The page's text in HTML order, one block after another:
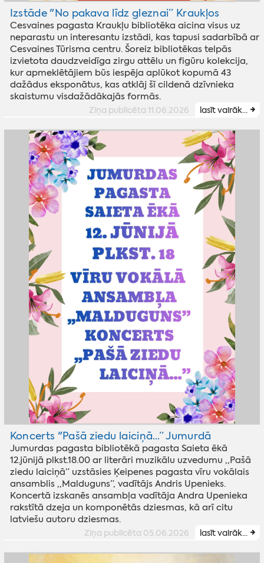
Izstāde "No pakava līdz gleznai” Kraukļos
Cesvaines pagasta Kraukļu bibliotēka aicina visus uz
neparastu un interesantu izstādi, kas tapusi sadarbībā ar
Cesvaines Tūrisma centru. Šoreiz bibliotēkas telpās
izvietota daudzveidīga zirgu attēlu un figūru kolekcija,
kur apmeklētājiem būs iespēja aplūkot kopumā 43
dažādus eksponātus, kas atklāj šī cildenā dzīvnieka
skaistumu visdažādākajās formās.
Ziņa publicēta 11.06.2026 lasīt vairāk...
Koncerts "Pašā ziedu laiciņā…” Jumurdā
Jumurdas pagasta bibliotēkā pagasta Saieta ēkā
12.jūnijā plkst.18.00 ar literāri muzikālu uzvedumu ,,Pašā
ziedu laiciņā” uzstāsies Ķeipenes pagasta vīru vokālais
ansamblis ,,Malduguns”, vadītājs Andris Upenieks.
Koncertā izskanēs ansambļa vadītāja Andra Upenieka
rakstītā dzeja un komponētās dziesmas, kā arī citu
latviešu autoru dziesmas.
Ziņa publicēta 05.06.2026 lasīt vairāk...